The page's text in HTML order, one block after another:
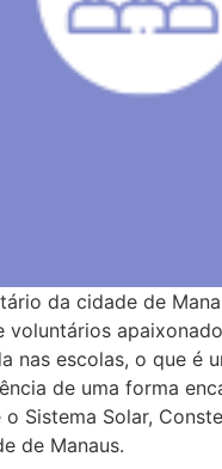
da cidade de
voluntários
nas escolas, o que é
de uma forma
Sistema Solar,
de Manaus.